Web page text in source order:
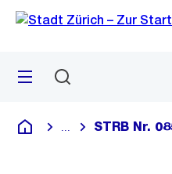
Navigation
Sprunglink
Menü
Deutsch
Blende alle
STRB Nr.